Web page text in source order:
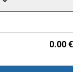
0.00 €